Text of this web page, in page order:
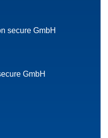
secure GmbH
GmbH